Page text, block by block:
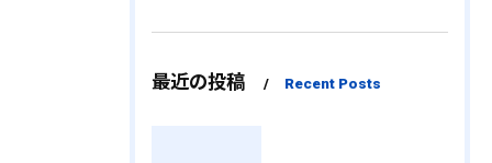
最近の投稿 Recent Posts